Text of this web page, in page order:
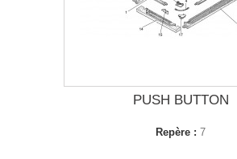
PUSH BUTTON
Repère : 7